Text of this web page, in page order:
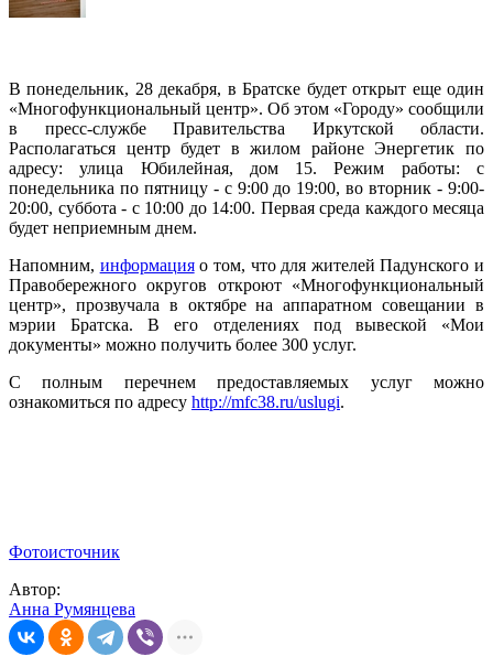
В понедельник, 28 декабря, в Братске будет открыт еще один
«Многофункциональный центр». Об этом «Городу» сообщили
в пресс-службе Правительства Иркутской области.
Располагаться центр будет в жилом районе Энергетик по
адресу: улица Юбилейная, дом 15. Режим работы: с
понедельника по пятницу - с 9:00 до 19:00, во вторник - 9:00-
20:00, суббота - с 10:00 до 14:00. Первая среда каждого месяца
будет неприемным днем.
Напомним, информацияо том, что для жителей Падунского и
Правобережного округов откроют «Многофункциональный
центр», прозвучала в октябре на аппаратном совещании в
мэрии Братска. В его отделениях под вывеской «Мои
документы» можно получить более 300 услуг.
С полным перечнем предоставляемых услуг можно
ознакомиться по адресу http://mfc38.ru/uslugi.
Фотоисточник
Автор:
Анна Румянцева